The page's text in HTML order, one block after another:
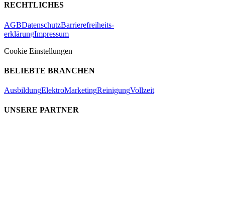
RECHTLICHES
AGBDatenschutzBarrierefreiheits-
erklärungImpressum
Cookie Einstellungen
BELIEBTE BRANCHEN
AusbildungElektroMarketingReinigungVollzeit
UNSERE PARTNER